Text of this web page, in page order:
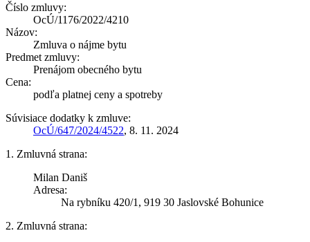
Číslo zmluvy:
OcÚ/1176/2022/4210
Názov:
Zmluva o nájme bytu
Predmet zmluvy:
Prenájom obecného bytu
Cena:
podľa platnej ceny a spotreby
Súvisiace dodatky k zmluve:
OcÚ/647/2024/4522, 8. 11. 2024
1. Zmluvná strana:
Milan Daniš
Adresa:
Na rybníku 420/1, 919 30 Jaslovské Bohunice
2. Zmluvná strana: